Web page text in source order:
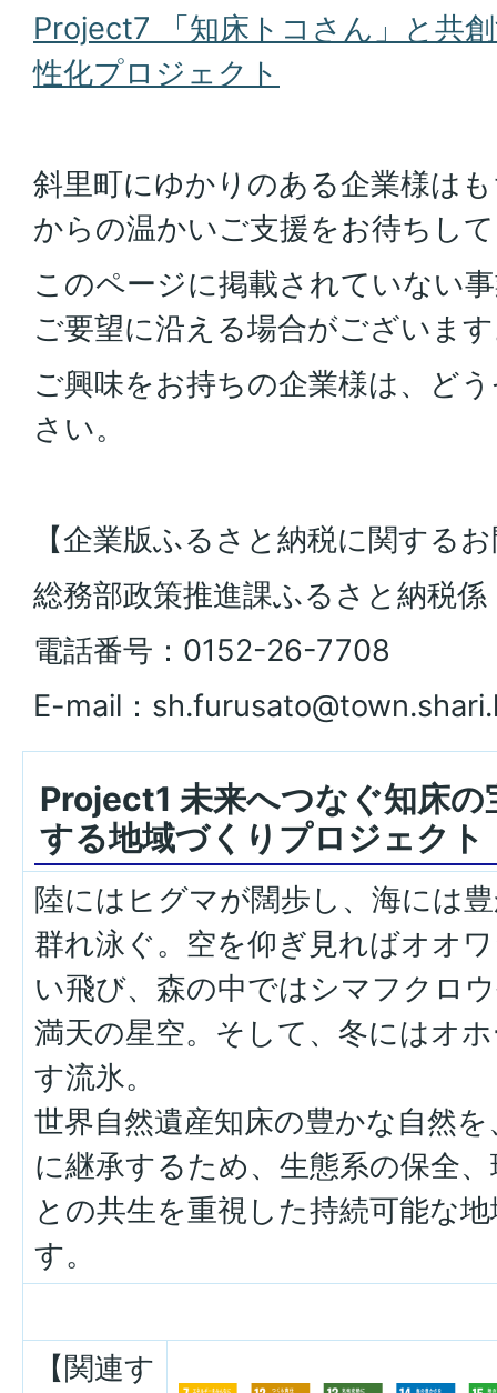
Project7 「知床トコさん」と共
性化プロジェクト
斜里町にゆかりのある企業様は
からの温かいご支援をお待ちし
このページに掲載されていない
ご要望に沿える場合がございま
ご興味をお持ちの企業様は、ど
さい。
【企業版ふるさと納税に関する
総務部政策推進課ふるさと納税係
電話番号：0152-26-7708
E-mail：
Project1 未来へつなぐ知床の
する地域づくりプロジェクト
陸にはヒグマが闊歩し、海には
群れ泳ぐ。空を仰ぎ見ればオオ
い飛び、森の中ではシマフクロ
満天の星空。そして、冬にはオ
す流氷。
世界自然遺産知床の豊かな自然
に継承するため、生態系の保全
との共生を重視した持続可能な
す。
【関連す